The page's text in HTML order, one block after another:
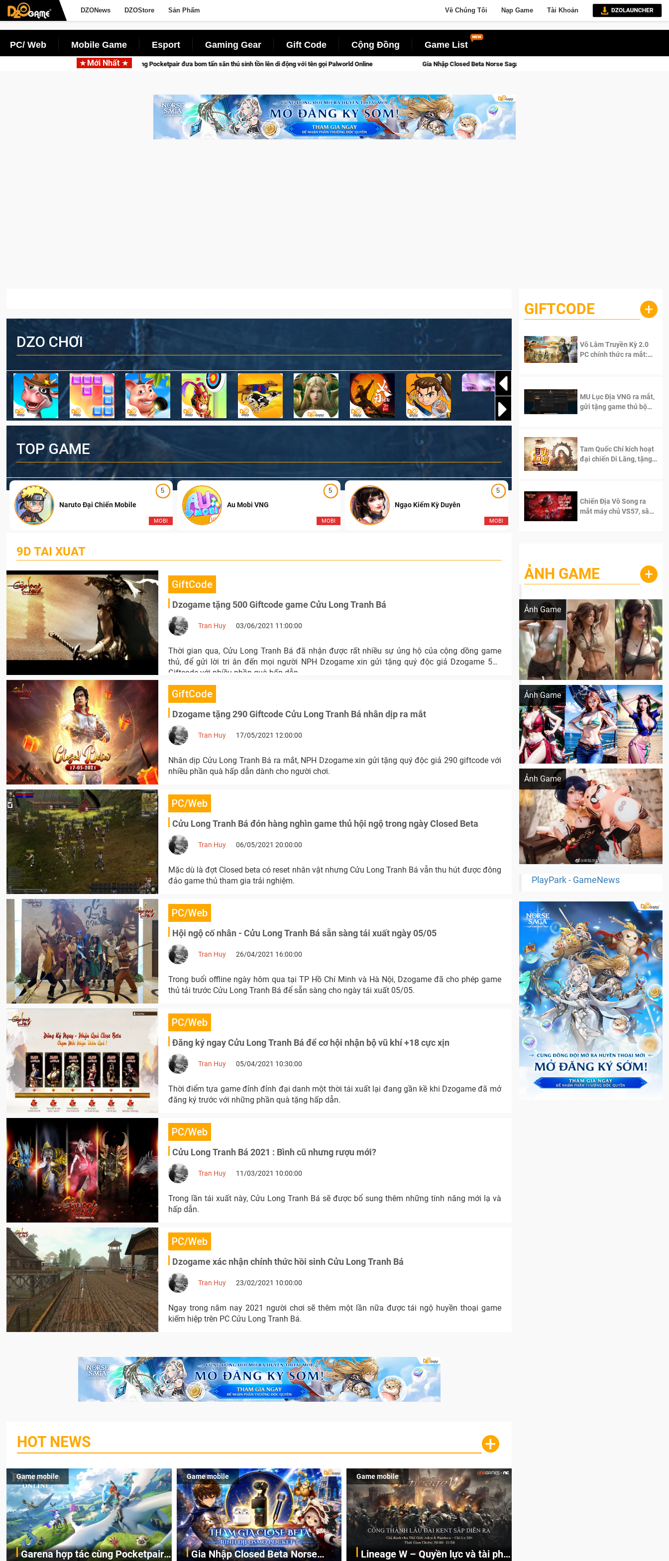
DZONews DZOStore Sản Phẩm Về Chúng Tôi Nạp Game Tài Khoản
PC/ Web Mobile Game Esport Gaming Gear Gift Code Cộng Đồng Game List
Mới Nhất
Garena hợp tác cùng Pocketpair đưa bom tấn săn thú sinh tồn lên di động với tên gọi Palworld Online Gia Nhập Closed Beta Norse Saga: Cửu Giới Thức Tỉnh, Săn DJI Osmo Pocket 3 Ngay Hôm Nay
DZO CHƠI
TOP GAME
5
MOBI
Naruto Đại Chiến Mobile
5
MOBI
Au Mobi VNG
5
MOBI
Ngạo Kiếm Kỳ Duyên Ngạo Thiên Mobile
9D TAI XUAT
GiftCode
Dzogame tặng 500 Giftcode game Cửu Long Tranh Bá
Tran Huy 03/06/2021 11:00:00
Thời gian qua, Cửu Long Tranh Bá đã nhận được rất nhiều sự ủng hộ của cộng dồng game
thủ, để gửi lời tri ân đến mọi người NPH Dzogame xin gửi tặng quý độc giả Dzogame 500
Giftcode với nhiều phần quà hấp dẫn.
GiftCode
Dzogame tặng 290 Giftcode Cửu Long Tranh Bá nhân dịp ra mắt
Tran Huy 17/05/2021 12:00:00
Nhân dịp Cửu Long Tranh Bá ra mắt, NPH Dzogame xin gửi tặng quý độc giả 290 giftcode với
nhiều phần quà hấp dẫn dành cho người chơi.
PC/Web
Cửu Long Tranh Bá đón hàng nghìn game thủ hội ngộ trong ngày Closed Beta
Tran Huy 06/05/2021 20:00:00
Mặc dù là đợt Closed beta có reset nhân vật nhưng Cửu Long Tranh Bá vẫn thu hút được đông
đảo game thủ tham gia trải nghiệm.
PC/Web
Hội ngộ cố nhân - Cửu Long Tranh Bá sẵn sàng tái xuất ngày 05/05
Tran Huy 26/04/2021 16:00:00
Trong buổi offline ngày hôm qua tại TP Hồ Chí Minh và Hà Nội, Dzogame đã cho phép game
thủ tải trước Cửu Long Tranh Bá để sẵn sàng cho ngày tái xuất 05/05.
PC/Web
Đăng ký ngay Cửu Long Tranh Bá để cơ hội nhận bộ vũ khí +18 cực xịn
Tran Huy 05/04/2021 10:30:00
Thời điểm tựa game đỉnh đỉnh đại danh một thời tái xuất lại đang gần kề khi Dzogame đã mở
đăng ký trước với những phần quà tặng hấp dẫn.
PC/Web
Cửu Long Tranh Bá 2021 : Bình cũ nhưng rượu mới?
Tran Huy 11/03/2021 10:00:00
Trong lần tái xuất này, Cửu Long Tranh Bá sẽ được bổ sung thêm những tính năng mới lạ và
hấp dẫn.
PC/Web
Dzogame xác nhận chính thức hồi sinh Cửu Long Tranh Bá
Tran Huy 23/02/2021 10:00:00
Ngay trong năm nay 2021 người chơi sẽ thêm một lần nữa được tái ngộ huyền thoại game
kiếm hiệp trên PC Cửu Long Tranh Bá.
HOT NEWS +
Game mobile
Garena hợp tác cùng Pocketpair
Game mobile
Gia Nhập Closed Beta Norse
Game mobile
Lineage W – Quyền lực và tài phú
GIFTCODE +
Võ Lâm Truyền Kỳ 2.0
PC chính thức ra mắt:
MU Lục Địa VNG ra mắt,
gửi tặng game thủ bộ
Tam Quốc Chí kích hoạt
đại chiến Di Lăng, tặng
Chiến Địa Vô Song ra
mắt máy chủ VS57, sân
ẢNH GAME +
Ảnh Game
Lala Croft vừa nóng vừa xinh dưới nét vẽ
Ảnh Game
Khi AI Cosplay gái đẹp One Piece
Ảnh Game
Cosplay Xiangling siêu cute
PlayPark - GameNews